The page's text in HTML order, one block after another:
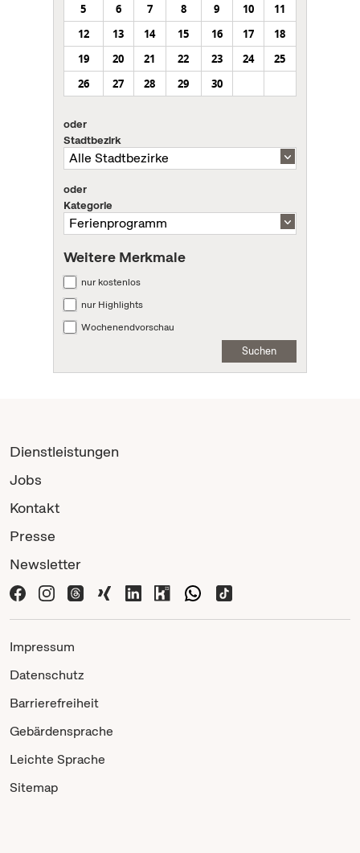
5
6 7 8 9 10
11
12
13 14 15 16 17
18
19
20 21 22 23 24
25
26
27 28 29 30
oder
Stadtbezirk
oder
Kategorie
Weitere Merkmale
nur kostenlos
nur Highlights
Wochenendvorschau
Suchen
Dienstleistungen
Jobs
Kontakt
Presse
Newsletter
Impressum
Datenschutz
Barrierefreiheit
Gebärdensprache
Leichte Sprache
Sitemap